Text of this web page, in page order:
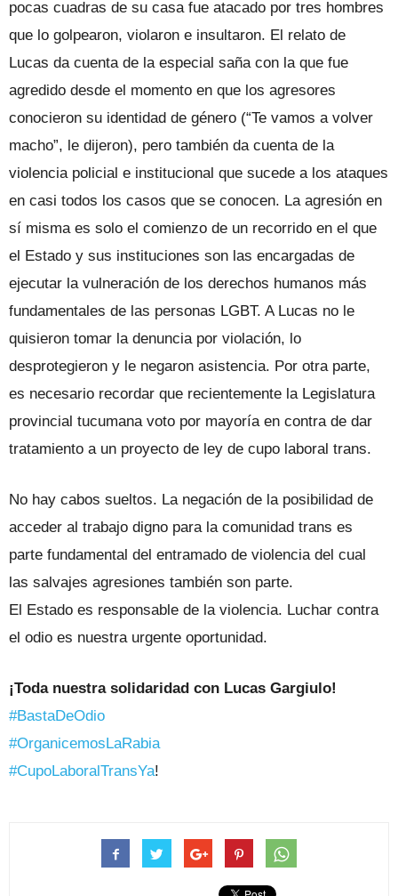
pocas cuadras de su casa fue atacado por tres hombres
que lo golpearon, violaron e insultaron. El relato de
Lucas da cuenta de la especial saña con la que fue
agredido desde el momento en que los agresores
conocieron su identidad de género (“Te vamos a volver
macho”, le dijeron), pero también da cuenta de la
violencia policial e institucional que sucede a los ataques
en casi todos los casos que se conocen. La agresión en
sí misma es solo el comienzo de un recorrido en el que
el Estado y sus instituciones son las encargadas de
ejecutar la vulneración de los derechos humanos más
fundamentales de las personas LGBT. A Lucas no le
quisieron tomar la denuncia por violación, lo
desprotegieron y le negaron asistencia. Por otra parte,
es necesario recordar que recientemente la Legislatura
provincial tucumana voto por mayoría en contra de dar
tratamiento a un proyecto de ley de cupo laboral trans.
No hay cabos sueltos. La negación de la posibilidad de
acceder al trabajo digno para la comunidad trans es
parte fundamental del entramado de violencia del cual
las salvajes agresiones también son parte.
El Estado es responsable de la violencia. Luchar contra
el odio es nuestra urgente oportunidad.
¡Toda nuestra solidaridad con Lucas Gargiulo!
#BastaDeOdio
#OrganicemosLaRabia
#CupoLaboralTransYa!